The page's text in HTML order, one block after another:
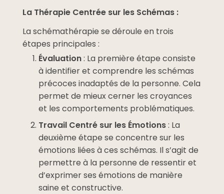
La Thérapie Centrée sur les Schémas :
La schémathérapie se déroule en trois
étapes principales :
Évaluation: La première étape consiste
à identifier et comprendre les schémas
précoces inadaptés de la personne. Cela
permet de mieux cerner les croyances
et les comportements problématiques.
Travail Centré sur les Émotions: La
deuxième étape se concentre sur les
émotions liées à ces schémas. Il s’agit de
permettre à la personne de ressentir et
d’exprimer ses émotions de manière
saine et constructive.